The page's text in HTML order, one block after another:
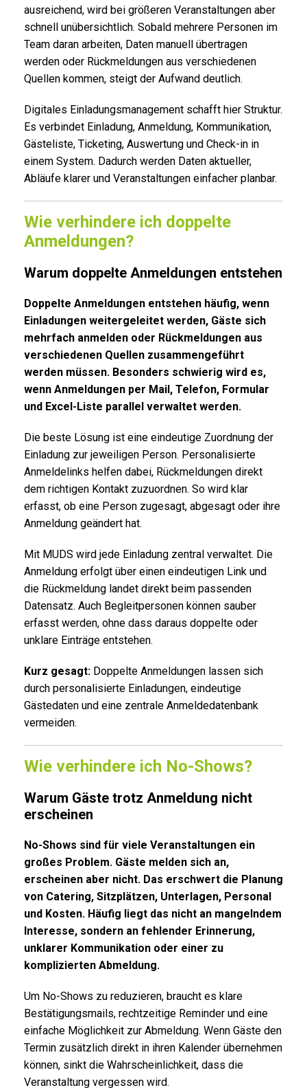
ausreichend, wird bei größeren Veranstaltungen aber
schnell unübersichtlich. Sobald mehrere Personen im
Team daran arbeiten, Daten manuell übertragen
werden oder Rückmeldungen aus verschiedenen
Quellen kommen, steigt der Aufwand deutlich.
Digitales Einladungsmanagement schafft hier Struktur.
Es verbindet Einladung, Anmeldung, Kommunikation,
Gästeliste, Ticketing, Auswertung und Check-in in
einem System. Dadurch werden Daten aktueller,
Abläufe klarer und Veranstaltungen einfacher planbar.
Wie verhindere ich doppelte
Anmeldungen?
Warum doppelte Anmeldungen entstehen
Doppelte Anmeldungen entstehen häufig, wenn
Einladungen weitergeleitet werden, Gäste sich
mehrfach anmelden oder Rückmeldungen aus
verschiedenen Quellen zusammengeführt
werden müssen. Besonders schwierig wird es,
wenn Anmeldungen per Mail, Telefon, Formular
und Excel-Liste parallel verwaltet werden.
Die beste Lösung ist eine eindeutige Zuordnung der
Einladung zur jeweiligen Person. Personalisierte
Anmeldelinks helfen dabei, Rückmeldungen direkt
dem richtigen Kontakt zuzuordnen. So wird klar
erfasst, ob eine Person zugesagt, abgesagt oder ihre
Anmeldung geändert hat.
Mit MUDS wird jede Einladung zentral verwaltet. Die
Anmeldung erfolgt über einen eindeutigen Link und
die Rückmeldung landet direkt beim passenden
Datensatz. Auch Begleitpersonen können sauber
erfasst werden, ohne dass daraus doppelte oder
unklare Einträge entstehen.
Kurz gesagt: Doppelte Anmeldungen lassen sich
durch personalisierte Einladungen, eindeutige
Gästedaten und eine zentrale Anmeldedatenbank
vermeiden.
Wie verhindere ich No-Shows?
Warum Gäste trotz Anmeldung nicht
erscheinen
No-Shows sind für viele Veranstaltungen ein
großes Problem. Gäste melden sich an,
erscheinen aber nicht. Das erschwert die Planung
von Catering, Sitzplätzen, Unterlagen, Personal
und Kosten. Häufig liegt das nicht an mangelndem
Interesse, sondern an fehlender Erinnerung,
unklarer Kommunikation oder einer zu
komplizierten Abmeldung.
Um No-Shows zu reduzieren, braucht es klare
Bestätigungsmails, rechtzeitige Reminder und eine
einfache Möglichkeit zur Abmeldung. Wenn Gäste den
Termin zusätzlich direkt in ihren Kalender übernehmen
können, sinkt die Wahrscheinlichkeit, dass die
Veranstaltung vergessen wird.